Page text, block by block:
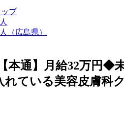
プ
（広島県）
【本通】月給32万円
れている美容皮膚科